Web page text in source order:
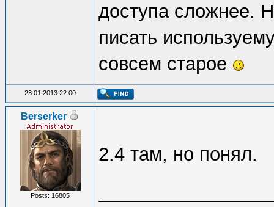
доступа сложнее.
писать
совсем старое
23.01.2013 22:00
Berserker
Posts: 16805
2.4 там, но понял.